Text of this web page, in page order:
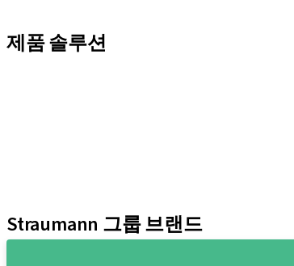
제품 솔루션
Straumann 그룹 브랜드